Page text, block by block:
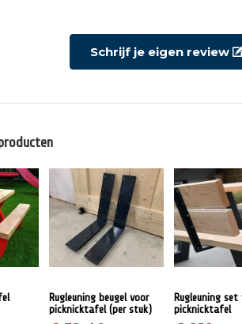
Het was een grondige zoektocht.
Uiteindelijk gekozen voor de kwaliteit
geboden wordt door Vakstaal. Het hele
brengen is uiterst professioneel. Dat
meegaat. Wij hadden gekozen voor
gedaan. Zeer tevreden. Het ziet er
En zit ook heerlijk.
DoorM.A.M, Eppink aan 14-04-2025 06:58
5 / 5
Schrijf je eigen review
Rugleuning beugel voor
picknicktafel (per stuk)
Rugleuning set
picknicktafel